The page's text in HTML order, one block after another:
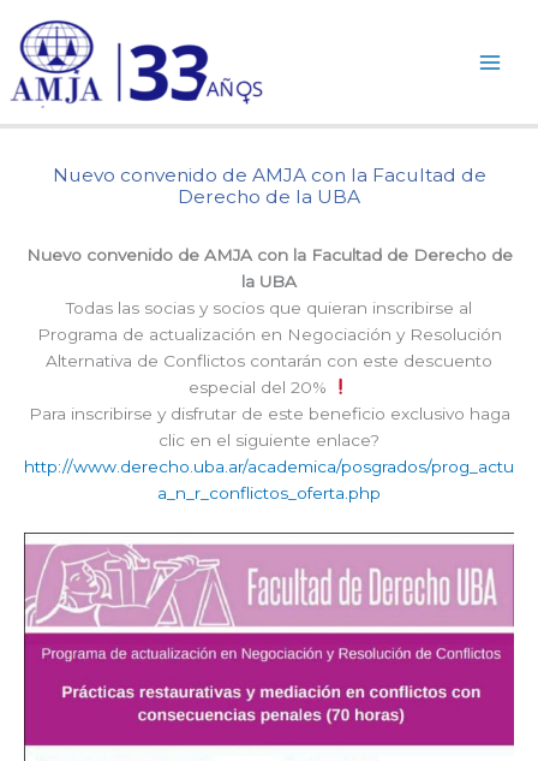
contenido
Nuevo convenido de AMJA con la Facultad de
Derecho de la UBA
Nuevo convenido de AMJA con la Facultad de Derecho de
la UBA
Todas las socias y socios que quieran inscribirse al
Programa de actualización en Negociación y Resolución
Alternativa de Conflictos contarán con este descuento
especial del 20%
Para inscribirse y disfrutar de este beneficio exclusivo haga
clic en el siguiente enlace?
http://www.derecho.uba.ar/academica/posgrados/prog_actu
a_n_r_conflictos_oferta.php